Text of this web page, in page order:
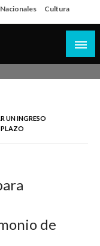
Nacionales Cultura
UN INGRESO
PLAZO
de